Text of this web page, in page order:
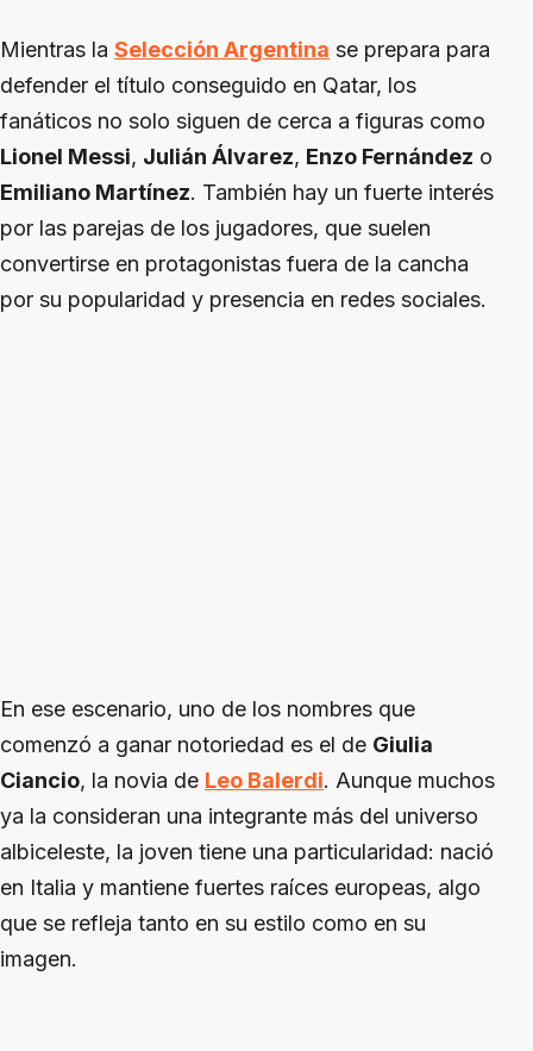
Mientras la Selección Argentina se prepara para
defender el título conseguido en Qatar, los
fanáticos no solo siguen de cerca a figuras como
Lionel Messi, Julián Álvarez, Enzo Fernández o
Emiliano Martínez. También hay un fuerte interés
por las parejas de los jugadores, que suelen
convertirse en protagonistas fuera de la cancha
por su popularidad y presencia en redes sociales.
En ese escenario, uno de los nombres que
comenzó a ganar notoriedad es el de Giulia
Ciancio, la novia de Leo Balerdi. Aunque muchos
ya la consideran una integrante más del universo
albiceleste, la joven tiene una particularidad: nació
en Italia y mantiene fuertes raíces europeas, algo
que se refleja tanto en su estilo como en su
imagen.